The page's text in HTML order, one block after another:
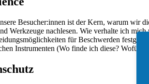
Besucher:innen ist der Kern, warum wir
Werkzeuge nachlesen. Wie verhalte ich
für Beschwerden
Instrumenten (Wo finde ich diese? Wofür?